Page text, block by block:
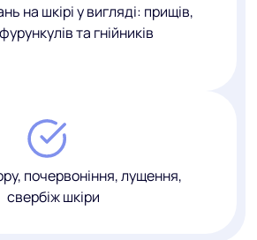
на шкірі у вигляді: прищів,
та гнійників
почервоніння, лущення,
свербіж шкіри